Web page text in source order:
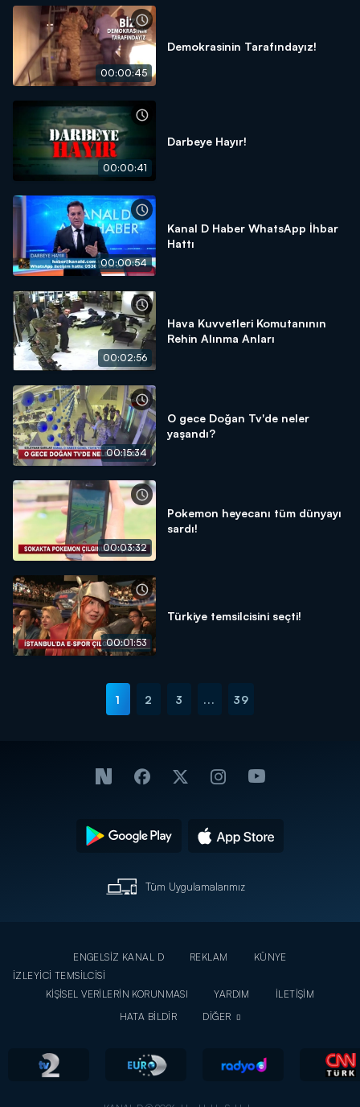
00:00:45
Demokrasinin Tarafındayız!
00:00:41
Darbeye Hayır!
00:00:54
Kanal D Haber WhatsApp İhbar
Hattı
00:02:56
Hava Kuvvetleri Komutanının
Rehin Alınma Anları
00:15:34
O gece Doğan Tv'de neler
yaşandı?
00:03:32
Pokemon heyecanı tüm dünyayı
sardı!
00:01:53
Türkiye temsilcisini seçti!
1 2 3 ... 39
Tüm Uygulamalarımız
ENGELSİZ KANAL D REKLAM
KÜNYE
İZLEYİCİ TEMSİLCİSİ
KİŞİSEL VERİLERİN KORUNMASI
YARDIM
İLETİŞİM
HATA BİLDİR
DİĞER